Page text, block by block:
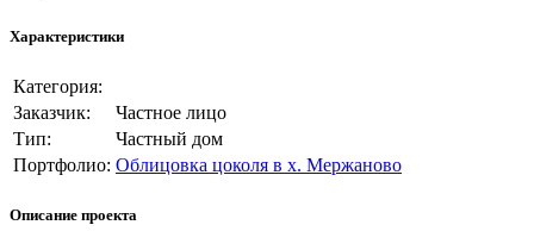
Характеристики
Категория:
Заказчик:
Частное лицо
Тип:
Частный дом
Портфолио: Облицовка цоколя в х. Мержаново
Описание проекта